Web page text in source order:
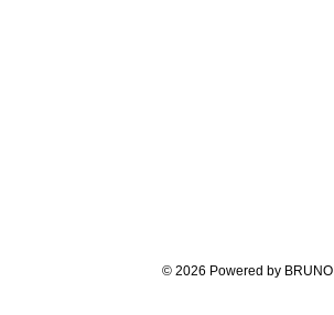
© 2026 Powered by BRUNO